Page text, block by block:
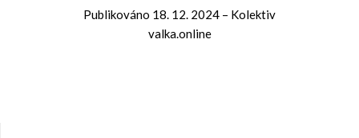
Publikováno 18. 12. 2024 – Kolektiv
valka.online